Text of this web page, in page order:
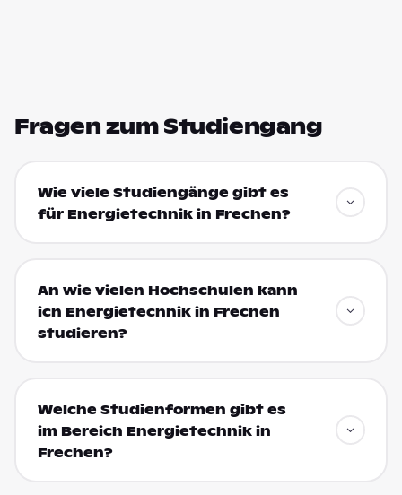
Fragen zum Studiengang
Wie viele Studiengänge gibt es
für Energietechnik in Frechen?
An wie vielen Hochschulen kann
ich Energietechnik in Frechen
studieren?
Welche Studienformen gibt es
im Bereich Energietechnik in
Frechen?